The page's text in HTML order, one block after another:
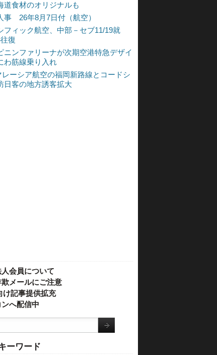
食材のオリジナルも
事 26年8月7日付（航空）
フィック航空、中部－セブ11/19就
復
ニンファリーナが次期空港特急デザイ
筋線乗り入れ
ーシア航空の福岡新路線とコードシ
客の地方誘客拡大
会員について
欺メールにご注意
け記事提供拡充
ンへ配信中
ーワード